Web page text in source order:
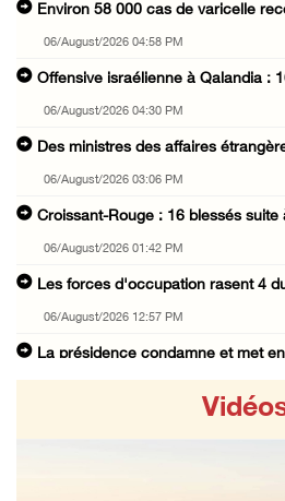
Environ 58 000 cas de varicelle
06/August/2026 04:58 PM
Offensive israélienne à Qalandia :
06/August/2026 04:30 PM
Des ministres des affaires
06/August/2026 03:06 PM
Croissant-Rouge : 16 blessés suite
06/August/2026 01:42 PM
Les forces d'occupation rasent 4
06/August/2026 12:57 PM
La présidence condamne et met